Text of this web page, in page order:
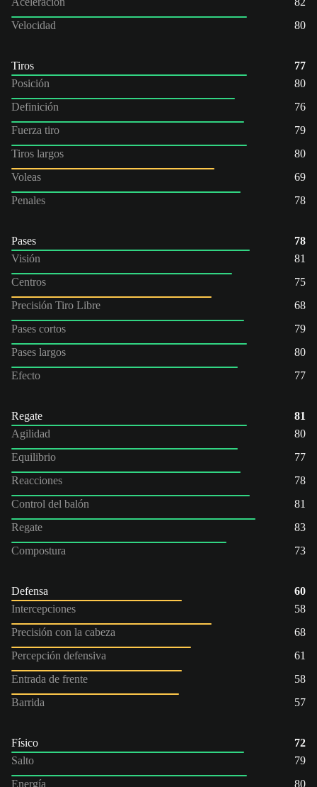
Velocidad
80
Tiros
77
Posición
80
Definición
76
Fuerza tiro
79
Tiros largos
80
Voleas
69
Penales
78
Pases
78
Visión
81
Centros
75
Precisión Tiro Libre
68
Pases cortos
79
Pases largos
80
Efecto
77
Regate
81
Agilidad
80
Equilibrio
77
Reacciones
78
Control del balón
81
Regate
83
Compostura
73
Defensa
60
Intercepciones
58
Precisión con la cabeza
68
Percepción defensiva
61
Entrada de frente
58
Barrida
57
Físico
72
Salto
79
Energía
80